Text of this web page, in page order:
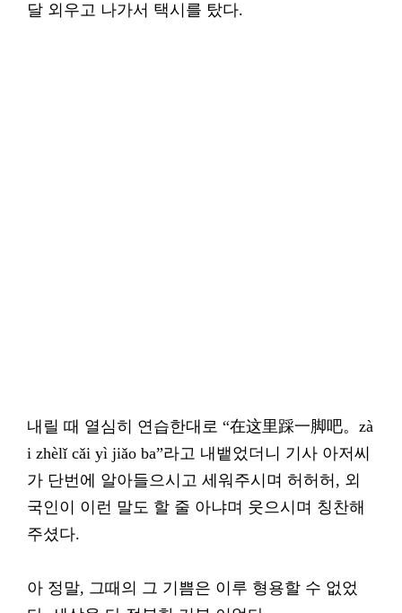
달 외우고 나가서 택시를 탔다.
내릴 때 열심히 연습한대로 “在这里踩一脚吧。zà
i zhèlǐ cǎi yì jiǎo ba”라고 내뱉었더니 기사 아저씨
가 단번에 알아들으시고 세워주시며 허허허, 외
국인이 이런 말도 할 줄 아냐며 웃으시며 칭찬해
주셨다.
아 정말, 그때의 그 기쁨은 이루 형용할 수 없었